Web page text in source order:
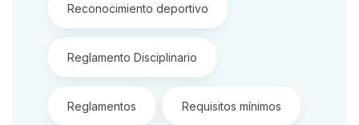
Reconocimiento deportivo
Reglamento Disciplinario
Reglamentos Requisitos mínimos